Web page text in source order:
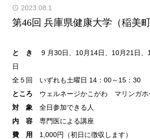
2023.08.1
第46回 兵庫県健康大学（稲美町
と き
9 月30日、10月14日、10月21日、
日
全５回 いずれも土曜日 14：00～15：30
ところ ウェルネージかこがわ マリンガホ
対 象 全日参加できる人
内 容 専門医による講座
費 用
1,000円（初日に徴収します）